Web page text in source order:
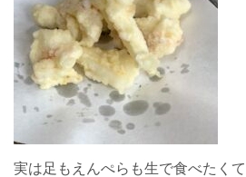
実は足もえんぺらも生で食べたくて